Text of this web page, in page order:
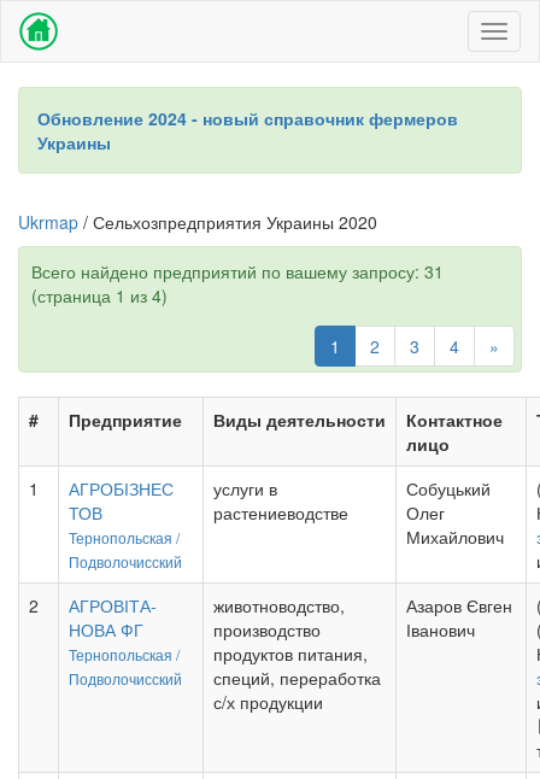
Обновление 2024 - новый справочник фермеров
Украины
Ukrmap / Сельхозпредприятия Украины 2020
Всего найдено предприятий по вашему запросу: 31
(страница 1 из 4)
1 2 3 4 »
# Предприятие Виды деятельности
Контактное
лицо
1
АГРОБІЗНЕС
ТОВ
Тернопольская /
Подволочисский
услуги в
растениеводстве
Собуцький
Олег
Михайлович
2
АГРОВІТА-
НОВА ФГ
Тернопольская /
Подволочисский
животноводство,
производство
продуктов питания,
специй, переработка
с/х продукции
Азаров Євген
Іванович